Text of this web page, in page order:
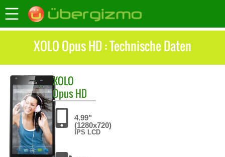
XOLO Opus HD : Technische Daten
XOLO
Opus HD
4.99"
(1280x720)
IPS LCD